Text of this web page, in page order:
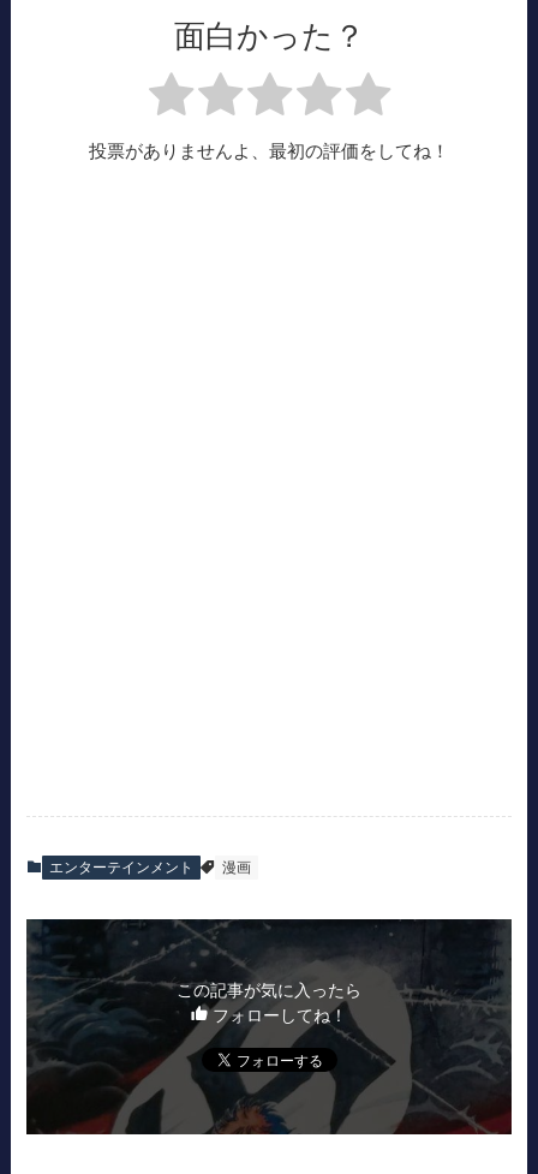
面白かった？
投票がありませんよ、最初の評価をしてね！
エンターテインメント 漫画
この記事が気に入ったら
フォローしてね！